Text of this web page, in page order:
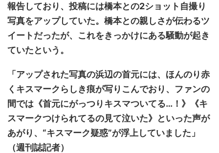
報告しており、投稿には橋本との2ショット自撮り
写真をアップしていた。橋本との親しさが伝わるツ
イートだったが、これをきっかけにある騒動が起き
ていたという。
「アップされた写真の浜辺の首元には、ほんのり赤
くキスマークらしき痕が写りこんでおり、ファンの
間では《首元にがっつりキスマついてる…！》《キ
スマークつけられてるの見て泣いた》といった声が
あがり、“キスマーク疑惑”が浮上していました」
（週刊誌記者）